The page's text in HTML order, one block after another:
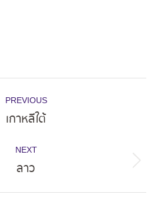
PREVIOUS
Previous
เกาหลีใต้
NEXT
Next
ลาว